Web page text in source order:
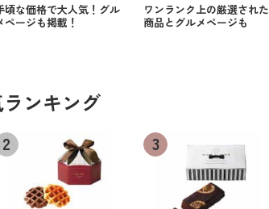
頃な価格で大人気！グル
ページも掲載！
ワンランク上の厳選された
商品とグルメページも
ンキング